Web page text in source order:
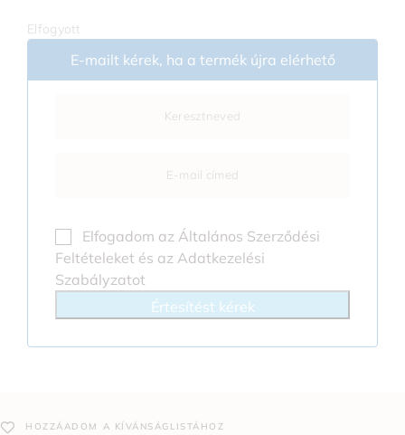
Elfogyott
E-mailt kérek, ha a termék újra elérhető
Elfogadom az Általános Szerződési
Feltételeket és az Adatkezelési
Szabályzatot
Értesítést kérek
HOZZÁADOM A KÍVÁNSÁGLISTÁHOZ